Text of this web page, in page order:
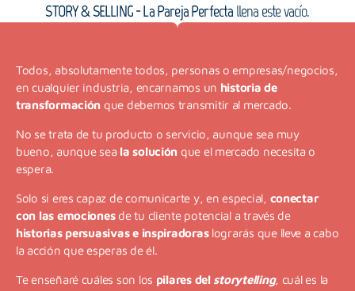
STORY & SELLING - La Pareja Perfectallena este vacío.
Todos, absolutamente todos, personas o empresas/negocios,
en cualquier industria, encarnamos un historia de
transformación que debemos transmitir al mercado.
No se trata de tu producto o servicio, aunque sea muy
bueno, aunque sea la solución que el mercado necesita o
espera.
Solo si eres capaz de comunicarte y, en especial, conectar
con las emocionesde tu cliente potencial a través de
historias persuasivas e inspiradoraslograrás que lleve a cabo
la acción que esperas de él.
Te enseñaré cuáles son los pilares del storytelling, cuál es la